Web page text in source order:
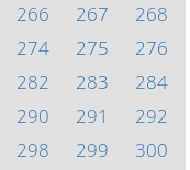
266 267
268
274 275
276
282 283
284
290 291
292
298 299
300